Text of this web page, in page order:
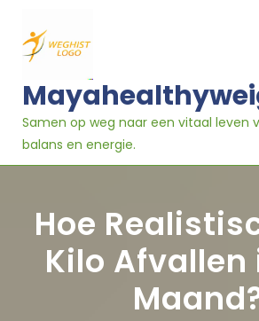
naar
inhoud
Samen op weg naar een vitaal leven
balans en energie.
Hoe
Kilo Afvallen